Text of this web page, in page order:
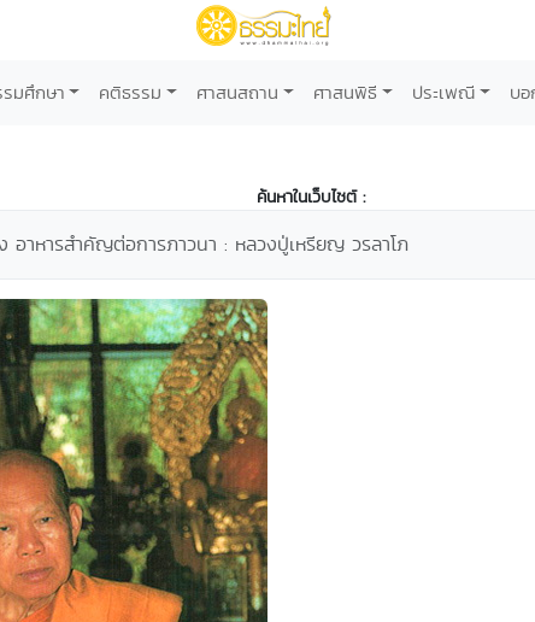
มศึกษา คติธรรม ศาสนสถาน ศาสนพิธี ประเพณี บ
ค้นหาในเว็บไซต์ :
อาหารสำคัญต่อการภาวนา : หลวงปู่เหรียญ วรลาโภ